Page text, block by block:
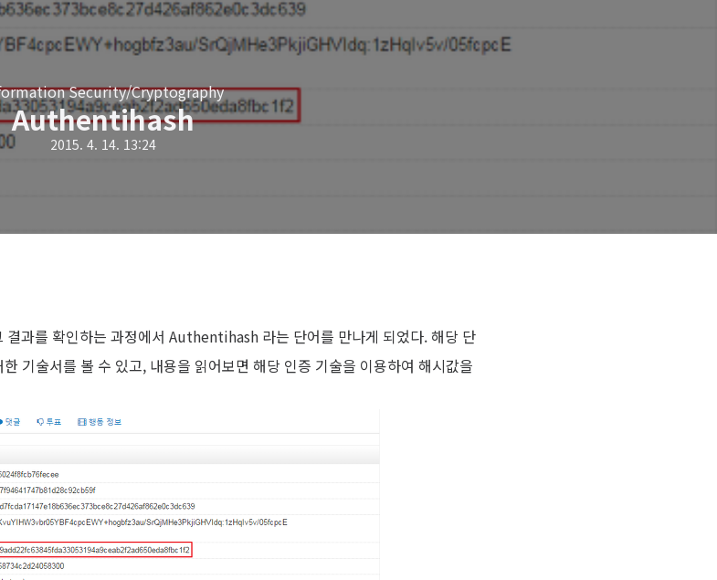
Security/Cryptography
Authentihash
2015. 4. 14. 13:24
결과를 확인하는 과정에서 Authentihash 라는 단어를 만나게 되었다. 해당 단
기술서를 볼 수 있고, 내용을 읽어보면 해당 인증 기술을 이용하여 해시값을